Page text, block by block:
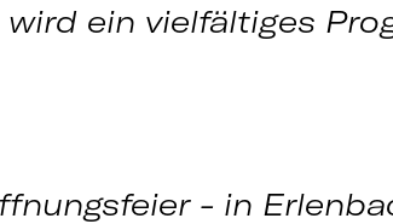
ein vielfältiges
- in